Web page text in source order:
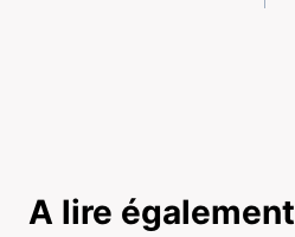
A lire également